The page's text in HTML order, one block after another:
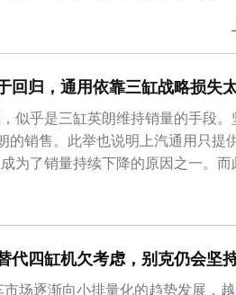
汽通用紧凑型轿车中的主力车型，
，为...
回归，通用依靠三缸战略损失
似乎是三缸英朗维持销量的手段
的销售。此举也说明上汽通用只提
为了销量持续下降的原因之一。
式上市，售价区间为11.99-12.59万
车型将会与...
代四缸机欠考虑，别克仍会坚
市场逐渐向小排量化的趋势发展，